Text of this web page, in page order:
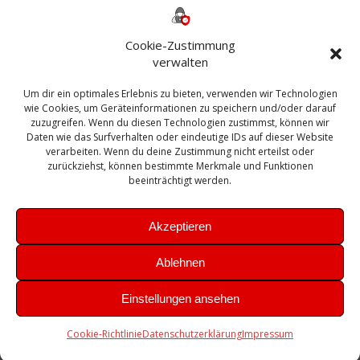
Cookie-Zustimmung
verwalten
Um dir ein optimales Erlebnis zu bieten, verwenden wir Technologien
wie Cookies, um Geräteinformationen zu speichern und/oder darauf
zuzugreifen. Wenn du diesen Technologien zustimmst, können wir
Daten wie das Surfverhalten oder eindeutige IDs auf dieser Website
verarbeiten. Wenn du deine Zustimmung nicht erteilst oder
zurückziehst, können bestimmte Merkmale und Funktionen
beeinträchtigt werden.
Akzeptieren
Ablehnen
Einstellungen ansehen
Cookie-RichtlinieDatenschutzerklärungImpressum
Bautagebuch
Exchange firewall Fritzbox
Microsoft
Sanierung SBS Security Server Sicherheit
Sicherung SIEM Sophos SSL Ubuntu
Update Upgrade UTM VCenter VCSA Veeam
VMWare VPN WAZUH Windows
Zertifikat
Theme